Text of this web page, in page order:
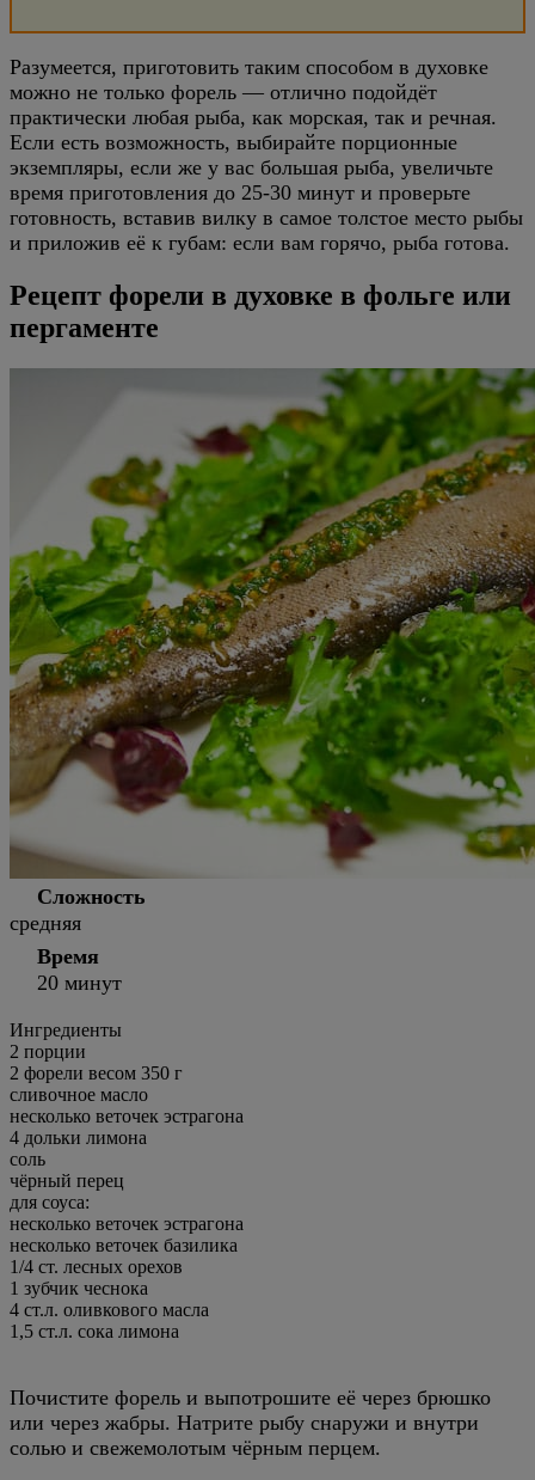
Разумеется, приготовить таким способом в духовке
можно не только форель — отлично подойдёт
практически любая рыба, как морская, так и речная.
Если есть возможность, выбирайте порционные
экземпляры, если же у вас большая рыба, увеличьте
время приготовления до 25-30 минут и проверьте
готовность, вставив вилку в самое толстое место рыбы
и приложив её к губам: если вам горячо, рыба готова.
Рецепт форели в духовке в фольге или
пергаменте
Сложность
средняя
Время
20 минут
Ингредиенты
2 порции
2 форели весом 350 г
сливочное масло
несколько веточек эстрагона
4 дольки лимона
соль
чёрный перец
для соуса:
несколько веточек эстрагона
несколько веточек базилика
1/4 ст. лесных орехов
1 зубчик чеснока
4 ст.л. оливкового масла
1,5 ст.л. сока лимона
Почистите форель и выпотрошите её через брюшко
или через жабры. Натрите рыбу снаружи и внутри
солью и свежемолотым чёрным перцем.